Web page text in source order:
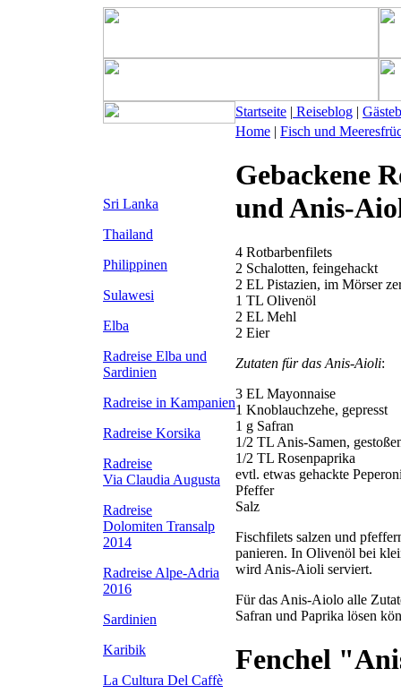
Startseite | Reiseblog |
Sri Lanka
Thailand
Philippinen
Sulawesi
Elba
Radreise Elba und
Sardinien
Radreise in Kampanien
Radreise Korsika
Radreise
Via Claudia Augusta
Radreise
Dolomiten Transalp
2014
Radreise Alpe-Adria
2016
Sardinien
Karibik
La Cultura Del Caffè
Home | Fisch und
Gebackene
und Anis-
4 Rotbarbenfilets
2 Schalotten, feingehackt
2 EL Pistazien, im Mörser
1 TL Olivenöl
2 EL Mehl
2 Eier
Zutaten für das Anis-Aioli:
3 EL Mayonnaise
1 Knoblauchzehe, gepresst
1 g Safran
1/2 TL Anis-Samen,
1/2 TL Rosenpaprika
evtl. etwas gehackte
Pfeffer
Salz
Fischfilets salzen und
panieren. In Olivenöl bei
wird Anis-Aioli serviert.
Für das Anis-Aiolo alle
Safran und Paprika lösen
Fenchel